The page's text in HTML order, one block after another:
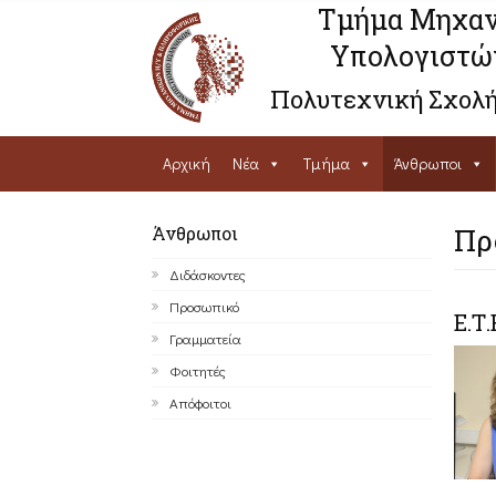
Τμήμα
Πολυτεχνική
Αρχική Νέα Τμήμα Άνθρωποι
Άνθρωποι
Διδάσκοντες
Προσωπικό
Γραμματεία
Φοιτητές
Απόφοιτοι